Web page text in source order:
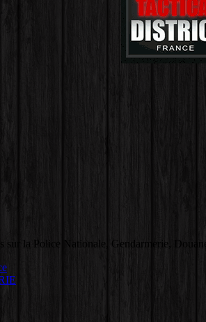
la Police Nationale, Gendarmerie,